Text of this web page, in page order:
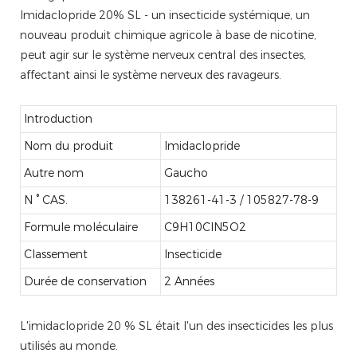
Imidaclopride 20% SL - un insecticide systémique, un
nouveau produit chimique agricole à base de nicotine,
peut agir sur le système nerveux central des insectes,
affectant ainsi le système nerveux des ravageurs.
Introduction
Nom du produit
Imidaclopride
Autre nom
Gaucho
N ° CAS.
138261-41-3 / 105827-78-9
Formule moléculaire
C9H10ClN5O2
Classement
Insecticide
Durée de conservation
2 Années
L'imidaclopride 20 % SL était l'un des insecticides les plus
utilisés au monde.